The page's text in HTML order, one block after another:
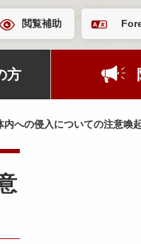
閲覧補助
方
への侵入についての注意喚